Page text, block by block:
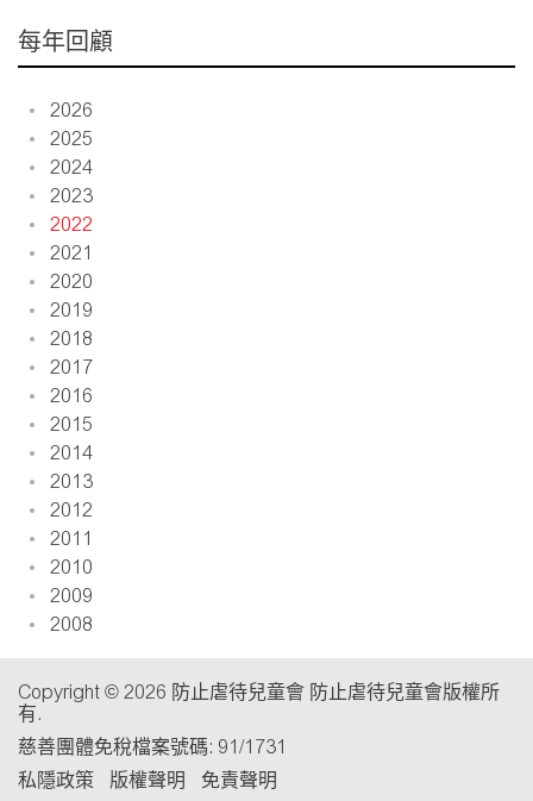
每年回顧
2026
2025
2024
2023
2022
2021
2020
2019
2018
2017
2016
2015
2014
2013
2012
2011
2010
2009
2008
Copyright © 2026 防止虐待兒童會 防止虐待兒童會版權所
有.
慈善團體免稅檔案號碼: 91/1731
私隱政策
版權聲明 免責聲明